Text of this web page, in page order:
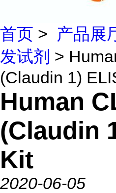
首页 > 产品展
发试剂 >
(Claudin 1)
Human
(Claudin
Kit
2020-06-05